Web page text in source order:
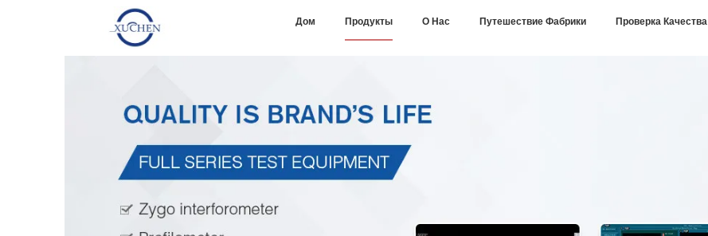
Дом Продукты О Нас Путешествие Фабрики Проверка Качества